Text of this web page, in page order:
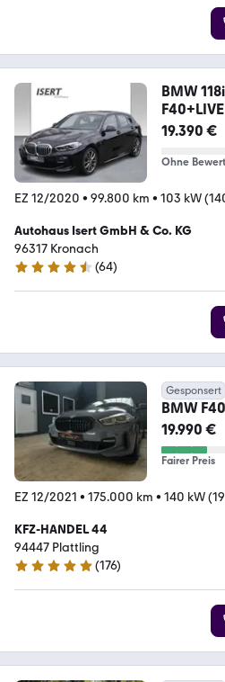
BMW
19.390 €
Ohne
EZ 12/2020 • 99.800 km • 103 kW
Autohaus Isert GmbH & Co. KG
96317 Kronach
4.4 Sterne
(64)
Gesponsert
BMW
19.990 €
Fairer Preis
EZ 12/2021 • 175.000 km • 140 kW
KFZ-HANDEL 44
94447 Plattling
5 Sterne
(176)